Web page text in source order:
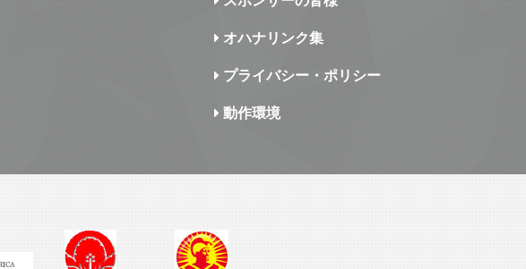
オハナリンク集
プライバシー・ポリシー
動作環境